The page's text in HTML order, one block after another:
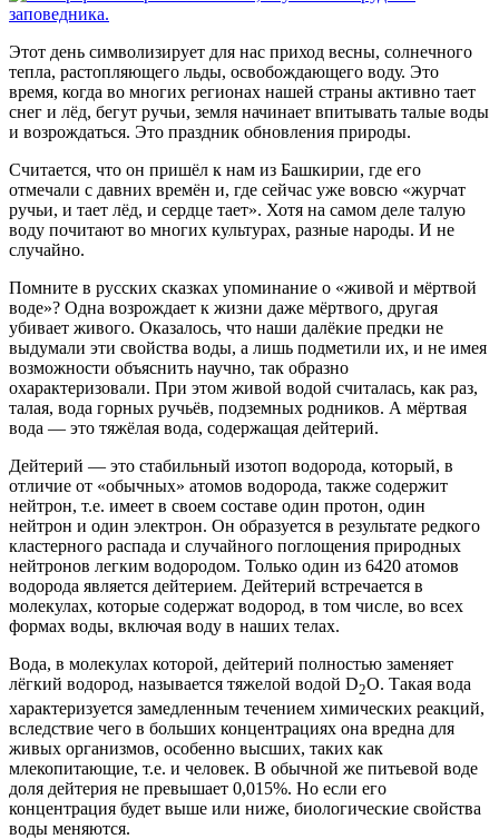
Этот день символизирует для нас приход весны, солнечного
тепла, растопляющего льды, освобождающего воду. Это
время, когда во многих регионах нашей страны активно тает
снег и лёд, бегут ручьи, земля начинает впитывать талые воды
и возрождаться. Это праздник обновления природы.
Считается, что он пришёл к нам из Башкирии, где его
отмечали с давних времён и, где сейчас уже вовсю «журчат
ручьи, и тает лёд, и сердце тает». Хотя на самом деле талую
воду почитают во многих культурах, разные народы. И не
случайно.
Помните в русских сказках упоминание о «живой и мёртвой
воде»? Одна возрождает к жизни даже мёртвого, другая
убивает живого. Оказалось, что наши далёкие предки не
выдумали эти свойства воды, а лишь подметили их, и не имея
возможности объяснить научно, так образно
охарактеризовали. При этом живой водой считалась, как раз,
талая, вода горных ручьёв, подземных родников. А мёртвая
вода — это тяжёлая вода, содержащая дейтерий.
Дейтерий — это стабильный изотоп водорода, который, в
отличие от «обычных» атомов водорода, также содержит
нейтрон, т.е. имеет в своем составе один протон, один
нейтрон и один электрон. Он образуется в результате редкого
кластерного распада и случайного поглощения природных
нейтронов легким водородом. Только один из 6420 атомов
водорода является дейтерием. Дейтерий встречается в
молекулах, которые содержат водород, в том числе, во всех
формах воды, включая воду в наших телах.
Вода, в молекулах которой, дейтерий полностью заменяет
лёгкий водород, называется тяжелой водой D2O. Такая вода
характеризуется замедленным течением химических реакций,
вследствие чего в больших концентрациях она вредна для
живых организмов, особенно высших, таких как
млекопитающие, т.е. и человек. В обычной же питьевой воде
доля дейтерия не превышает 0,015%. Но если его
концентрация будет выше или ниже, биологические свойства
воды меняются.